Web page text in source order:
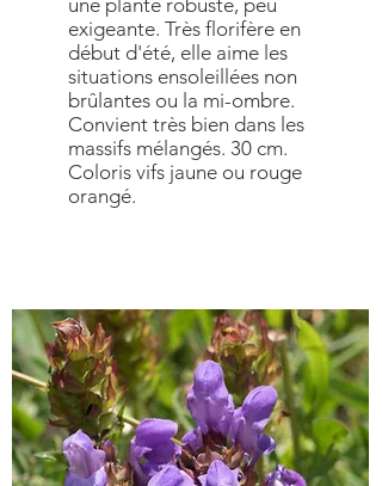
une plante robuste, peu
exigeante. Très florifère en
début d'été, elle aime les
situations ensoleillées non
brûlantes ou la mi-ombre.
Convient très bien dans les
massifs mélangés. 30 cm.
Coloris vifs jaune ou rouge
orangé.